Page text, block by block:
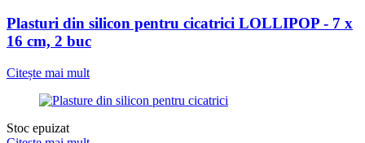
Plasturi din silicon pentru cicatrici LOLLIPOP - 7 x
16 cm, 2 buc
Citește mai mult
Stoc epuizat